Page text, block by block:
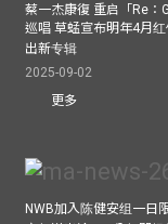
蔡一杰康復 重启「Re：
巡唱 草蜢宣布明年4月
出新专辑
2025-09-02
更多
NWB加入陈健安组一日